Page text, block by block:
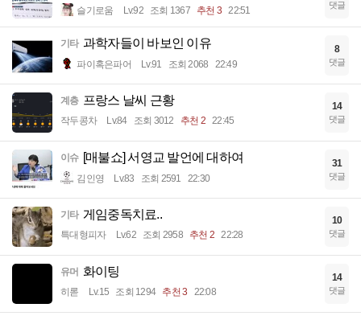
슬기로움 Lv.92 조회 1367 추천 3 22:51 댓글
기타 과학자들이 바보인 이유
파이혹은파어 Lv.91 조회 2068 22:49
8
댓글
계층 프랑스 날씨 근황
작두콩차 Lv.84 조회 3012 추천 2 22:45
14
댓글
이슈 [매불쇼] 서영교 발언에 대하여
김인영 Lv.83 조회 2591 22:30
31
댓글
기타 게임중독치료..
특대형피자 Lv.62 조회 2958 추천 2 22:28
10
댓글
유머 화이팅
히롣 Lv.15 조회 1294 추천 3 22:08
14
댓글